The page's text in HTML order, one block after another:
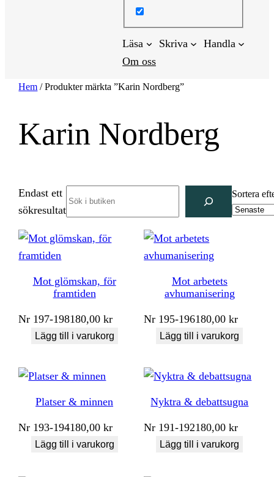
Läsa Skriva
Handla
Om oss
Hem / Produkter märkta ”Karin Nordberg”
Karin Nordberg
Endast ett
sökresultat
Sortera
Mot glömskan, för
framtiden
Nr 197-198180,00kr
Lägg till i varukorg
Mot arbetets
avhumanisering
Nr 195-196180,00kr
Lägg till i varukorg
Platser & minnen
Nr 193-194180,00kr
Lägg till i varukorg
Nyktra & debattsugna
Nr 191-192180,00kr
Lägg till i varukorg